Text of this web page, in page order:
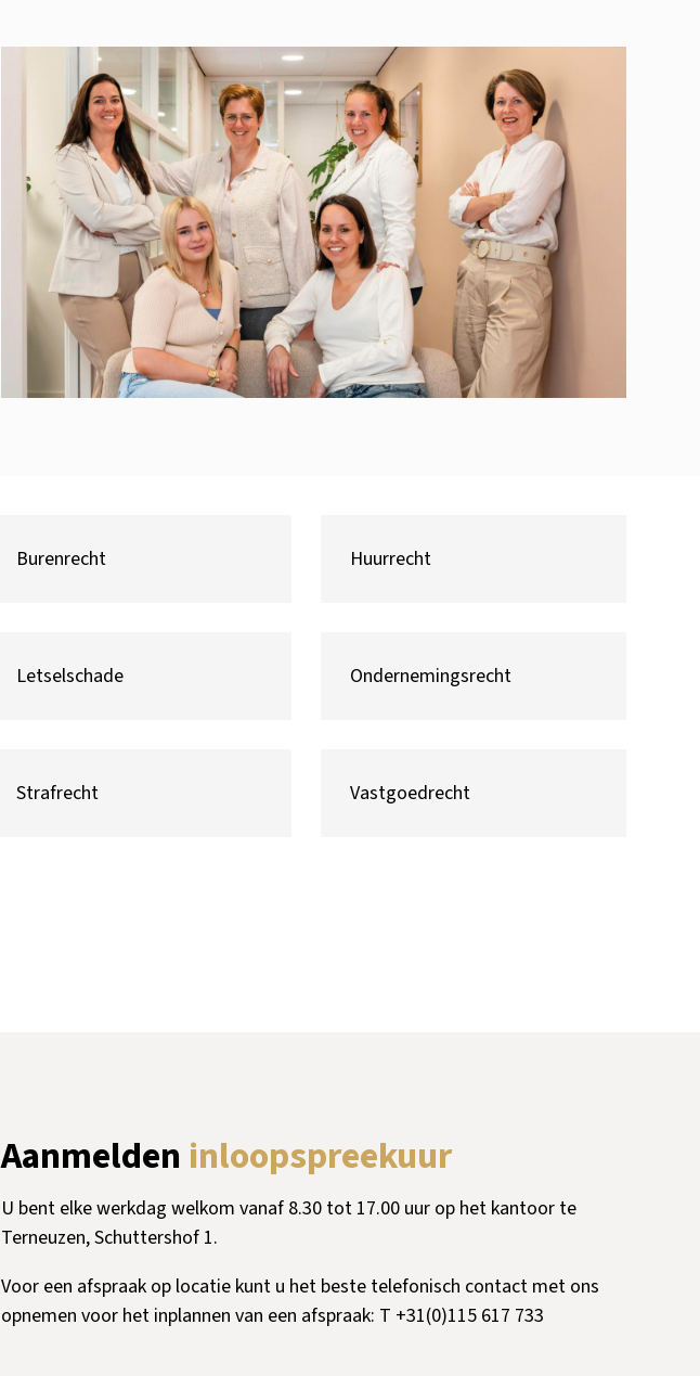
Burenrecht Huurrecht
Letselschade Ondernemingsrecht
Strafrecht Vastgoedrecht
Aanmelden inloopspreekuur
U bent elke werkdag welkom vanaf 8.30 tot 17.00 uur op het kantoor te
Terneuzen, Schuttershof 1.
Voor een afspraak op locatie kunt u het beste telefonisch contact met ons
opnemen voor het inplannen van een afspraak: T +31(0)115 617 733